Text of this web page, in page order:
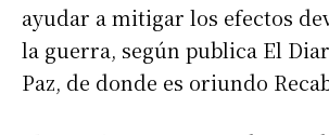
ayudar a mitigar los efectos
la guerra, según publica El
Paz, de donde es oriundo